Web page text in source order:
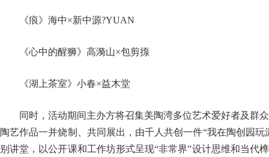
《痕》海中×新中源?YUAN
《心中的醒狮》高漪山×包剪揼
《湖上茶室》小春×益木堂
同时，活动期间主办方将召集美陶湾多位艺术爱好者及群
陶艺作品一并烧制、共同展出，由千人共创一件“我在陶创园
别讲堂，以公开课和工作坊形式呈现“非常界”设计思维和当代